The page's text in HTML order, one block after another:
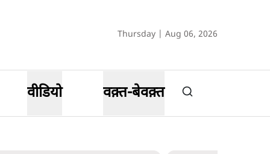
Thursday | Aug 06, 2026
वीडियो वक़्त-बेवक़्त